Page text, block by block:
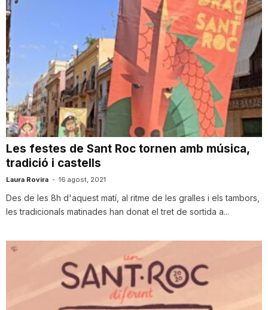
Les festes de Sant Roc tornen amb música,
tradició i castells
Laura Rovira - 16 agost, 2021
Des de les 8h d'aquest matí, al ritme de les gralles i els tambors,
les tradicionals matinades han donat el tret de sortida a...